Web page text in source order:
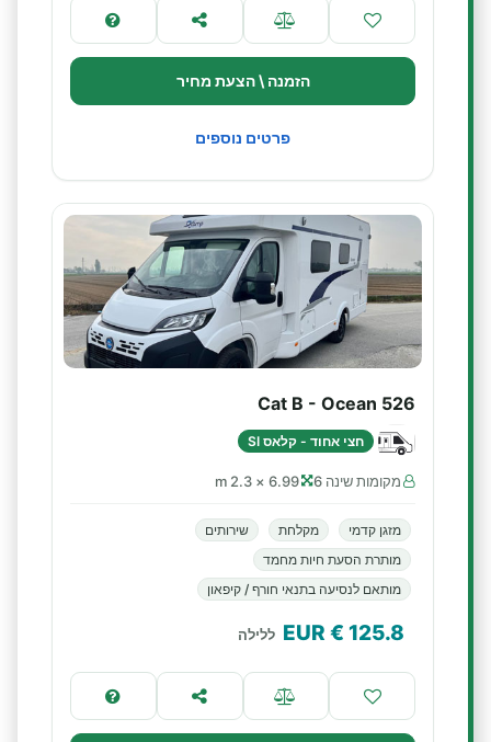
הזמנה \ הצעת מחיר
פרטים נוספים
Cat B - Ocean 526
חצי אחוד - קלאס SI
מקומות שינה 6 6.99 × 2.3 m
מזגן קדמי מקלחת
שירותים
מותרת הסעת חיות מחמד
מותאם לנסיעה בתנאי חורף / קיפאון
125.8
€ EUR ללילה